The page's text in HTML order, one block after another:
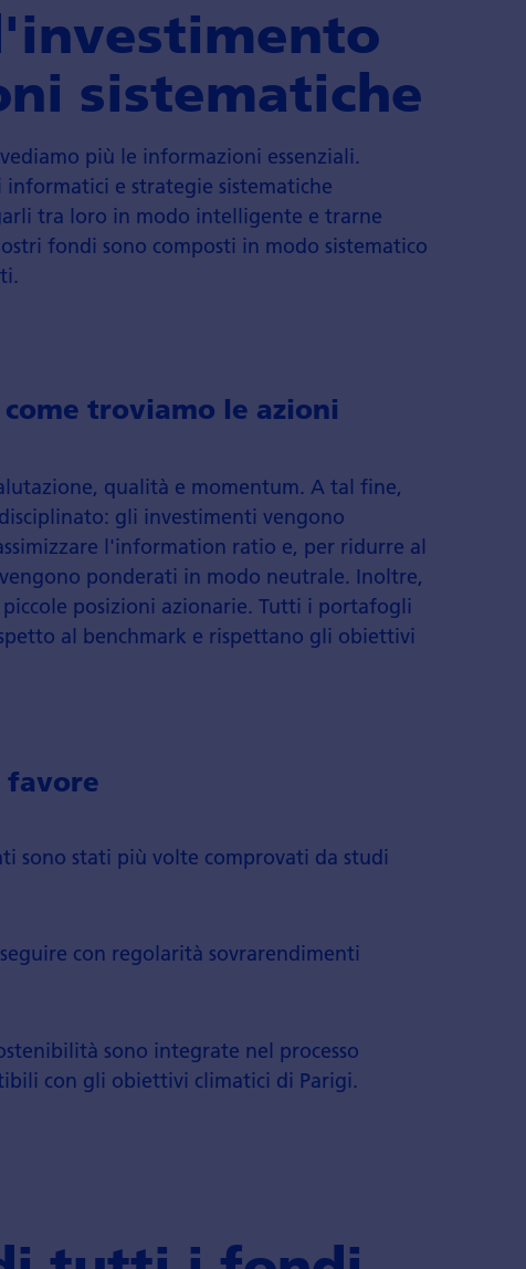
sistematiche
più le informazioni essenziali.
e strategie sistematiche
tra loro in modo intelligente e trarne
fondi sono composti in modo sistematico
troviamo le azioni
qualità e momentum. A tal fine,
gli investimenti vengono
l'information ratio e, per ridurre al
ponderati in modo neutrale. Inoltre,
posizioni azionarie. Tutti i portafogli
al benchmark e rispettano gli obiettivi
favore
sono stati più volte comprovati da studi
con regolarità sovrarendimenti
sono integrate nel processo
con gli obiettivi climatici di Parigi.